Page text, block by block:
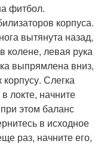
фитбол.
корпуса.
вытянута назад,
колене, левая рука
выпрямлена вниз,
корпусу. Слегка
локте, начните
этом баланс
в исходное
раз, начните его,